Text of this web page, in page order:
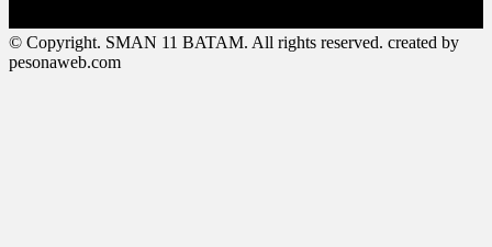
© Copyright. SMAN 11 BATAM. All rights reserved. created by
pesonaweb.com